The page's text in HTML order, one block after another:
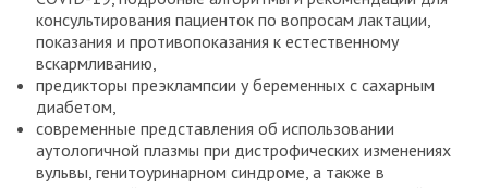
консультирования пациенток по вопросам лактации,
показания и противопоказания к естественному
вскармливанию,
предикторы преэклампсии у беременных с сахарным
диабетом,
современные представления об использовании
аутологичной плазмы при дистрофических изменениях
вульвы, генитоуринарном синдроме, а также в